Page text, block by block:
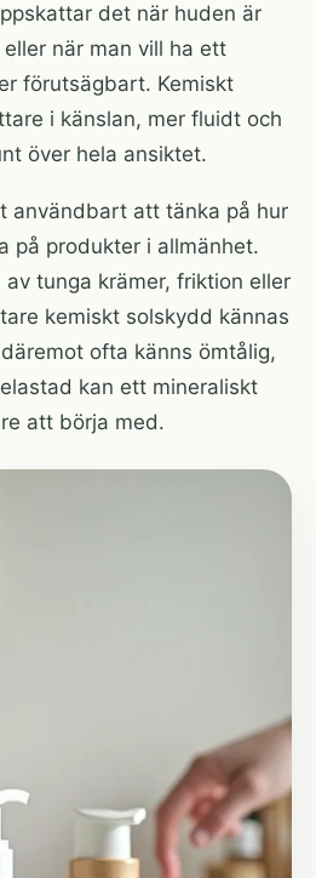
det när huden är
när man vill ha ett
förutsägbart. Kemiskt
i känslan, mer fluidt och
över hela ansiktet.
användbart att tänka på hur
på produkter i allmänhet.
tunga krämer, friktion eller
kemiskt solskydd kännas
ofta känns ömtålig,
kan ett mineraliskt
att börja med.